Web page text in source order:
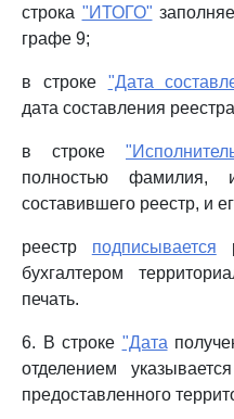
строка "ИТОГО"
графе 9;
в строке "Дата
дата составления
в строке
полностью фамилия,
составившего реестр, и
реестр подписывается
бухгалтером
печать.
6. В строке "Дата
отделением
предоставленного